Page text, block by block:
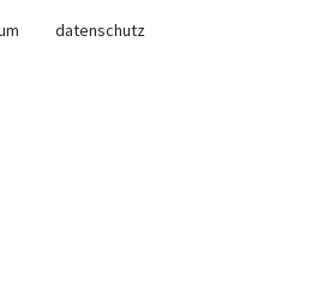
datenschutz